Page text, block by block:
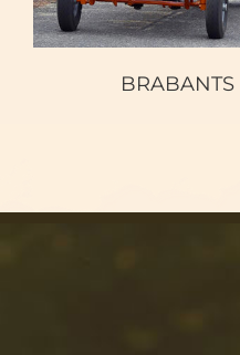
BRABANTS